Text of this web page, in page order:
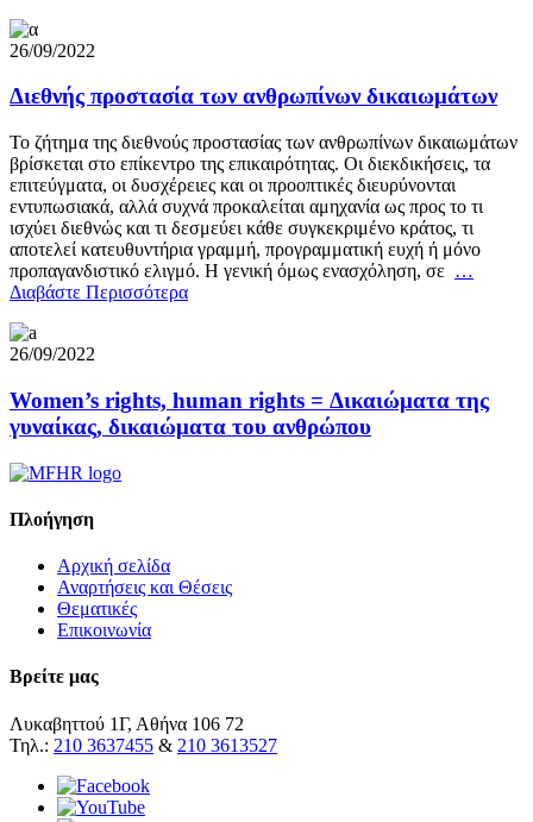
26/09/2022
Διεθνής προστασία των ανθρωπίνων δικαιωμάτων
Το ζήτημα της διεθνούς προστασίας των ανθρωπίνων δικαιωμάτων
βρίσκεται στο επίκεντρο της επικαιρότητας. Οι διεκδικήσεις, τα
επιτεύγματα, οι δυσχέρειες και οι προοπτικές διευρύνονται
εντυπωσιακά, αλλά συχνά προκαλείται αμηχανία ως προς το τι
ισχύει διεθνώς και τι δεσμεύει κάθε συγκεκριμένο κράτος, τι
αποτελεί κατευθυντήρια γραμμή, προγραμματική ευχή ή μόνο
προπαγανδιστικό ελιγμό. Η γενική όμως ενασχόληση, σε …
Διαβάστε Περισσότερα
26/09/2022
Women’s rights, human rights = Δικαιώματα της
γυναίκας, δικαιώματα του ανθρώπου
Πλοήγηση
Αρχική σελίδα
Αναρτήσεις και Θέσεις
Θεματικές
Επικοινωνία
Βρείτε μας
Λυκαβηττού 1Γ, Αθήνα 106 72
Τηλ.: 210 3637455 & 210 3613527